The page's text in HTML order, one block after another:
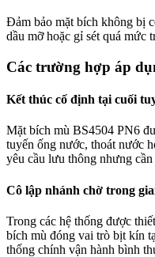
Đảm bảo mặt bích không bị
dầu mỡ hoặc gỉ sét quá mức
Các trường hợp áp
Kết thúc cố định tại cuối
Mặt bích mù BS4504 PN6
tuyến ống nước, thoát nước
yêu cầu lưu thông nhưng
Cô lập nhánh chờ trong
Trong các hệ thống được
bích mù đóng vai trò bịt kín
thống chính vận hành bình